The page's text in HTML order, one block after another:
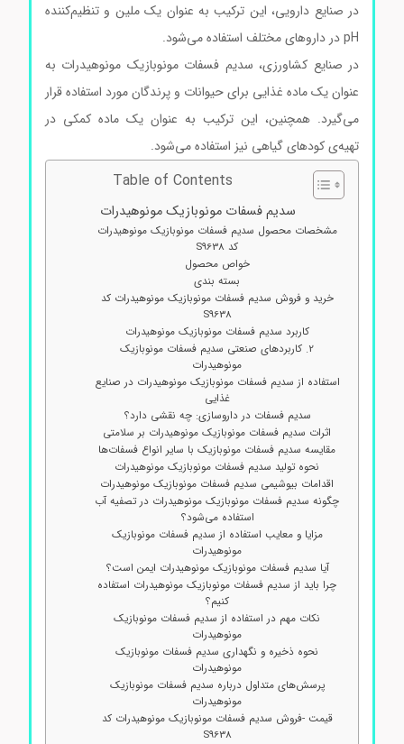
در صنایع دارویی، این ترکیب به عنوان یک ملین و تنظیم‌کننده
در صنایع کشاورزی، سدیم فسفات مونوبازیک مونوهیدرات به
عنوان یک ماده غذایی برای حیوانات و پرندگان مورد استفاده قرار
می‌گیرد. همچنین، این ترکیب به عنوان یک ماده کمکی در
تهیه‌ی کودهای گیاهی نیز استفاده می‌شود.
Table of Contents
سدیم فسفات مونوبازیک مونوهیدرات
مشخصات محصول سدیم فسفات مونوبازیک مونوهیدرات
خواص محصول
بسته بندی
خرید و فروش سدیم فسفات مونوبازیک مونوهیدرات کد
S9638
کاربرد سدیم فسفات مونوبازیک مونوهیدرات
2. کاربردهای صنعتی سدیم فسفات مونوبازیک
مونوهیدرات
استفاده از سدیم فسفات مونوبازیک مونوهیدرات در صنایع
غذایی
سدیم فسفات در داروسازی: چه نقشی دارد؟
اثرات سدیم فسفات مونوبازیک مونوهیدرات بر سلامتی
مقایسه سدیم فسفات مونوبازیک با سایر انواع فسفات‌ها
نحوه تولید سدیم فسفات مونوبازیک مونوهیدرات
اقدامات بیوشیمی سدیم فسفات مونوبازیک مونوهیدرات
چگونه سدیم فسفات مونوبازیک مونوهیدرات در تصفیه آب
استفاده می‌شود؟
مزایا و معایب استفاده از سدیم فسفات مونوبازیک
مونوهیدرات
آیا سدیم فسفات مونوبازیک مونوهیدرات ایمن است؟
چرا باید از سدیم فسفات مونوبازیک مونوهیدرات استفاده
کنیم؟
نکات مهم در استفاده از سدیم فسفات مونوبازیک
مونوهیدرات
نحوه ذخیره و نگهداری سدیم فسفات مونوبازیک
مونوهیدرات
پرسش‌های متداول درباره سدیم فسفات مونوبازیک
مونوهیدرات
قیمت -فروش سدیم فسفات مونوبازیک مونوهیدرات کد
S9638